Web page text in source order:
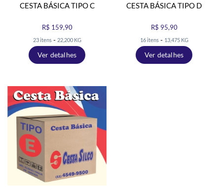
CESTA BÁSICA TIPO C
R$ 159,90
23 itens - 22,200 KG
Ver detalhes
CESTA BÁSICA TIPO D
R$ 95,90
16 itens - 13,475 KG
Ver detalhes